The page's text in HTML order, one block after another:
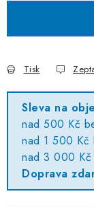
Tisk
Sleva na
nad 500 Kč
nad 1 500 Kč
nad 3 000
Doprava